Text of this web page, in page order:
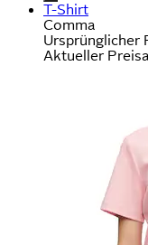
T-Shirt
Comma
Ursprünglicher
Aktueller Preis